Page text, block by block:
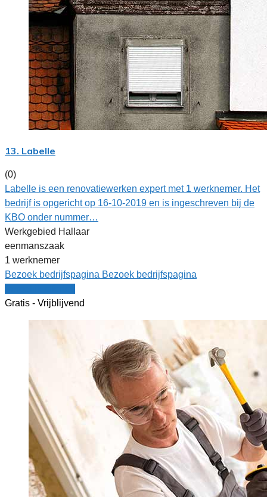
13. Labelle
(0)
Labelle is een renovatiewerken expert met 1 werknemer. Het
bedrijf is opgericht op 16-10-2019 en is ingeschreven bij de
KBO onder nummer…
Werkgebied Hallaar
eenmanszaak
1 werknemer
Bezoek bedrijfspagina Bezoek bedrijfspagina
Gratis - Vrijblijvend